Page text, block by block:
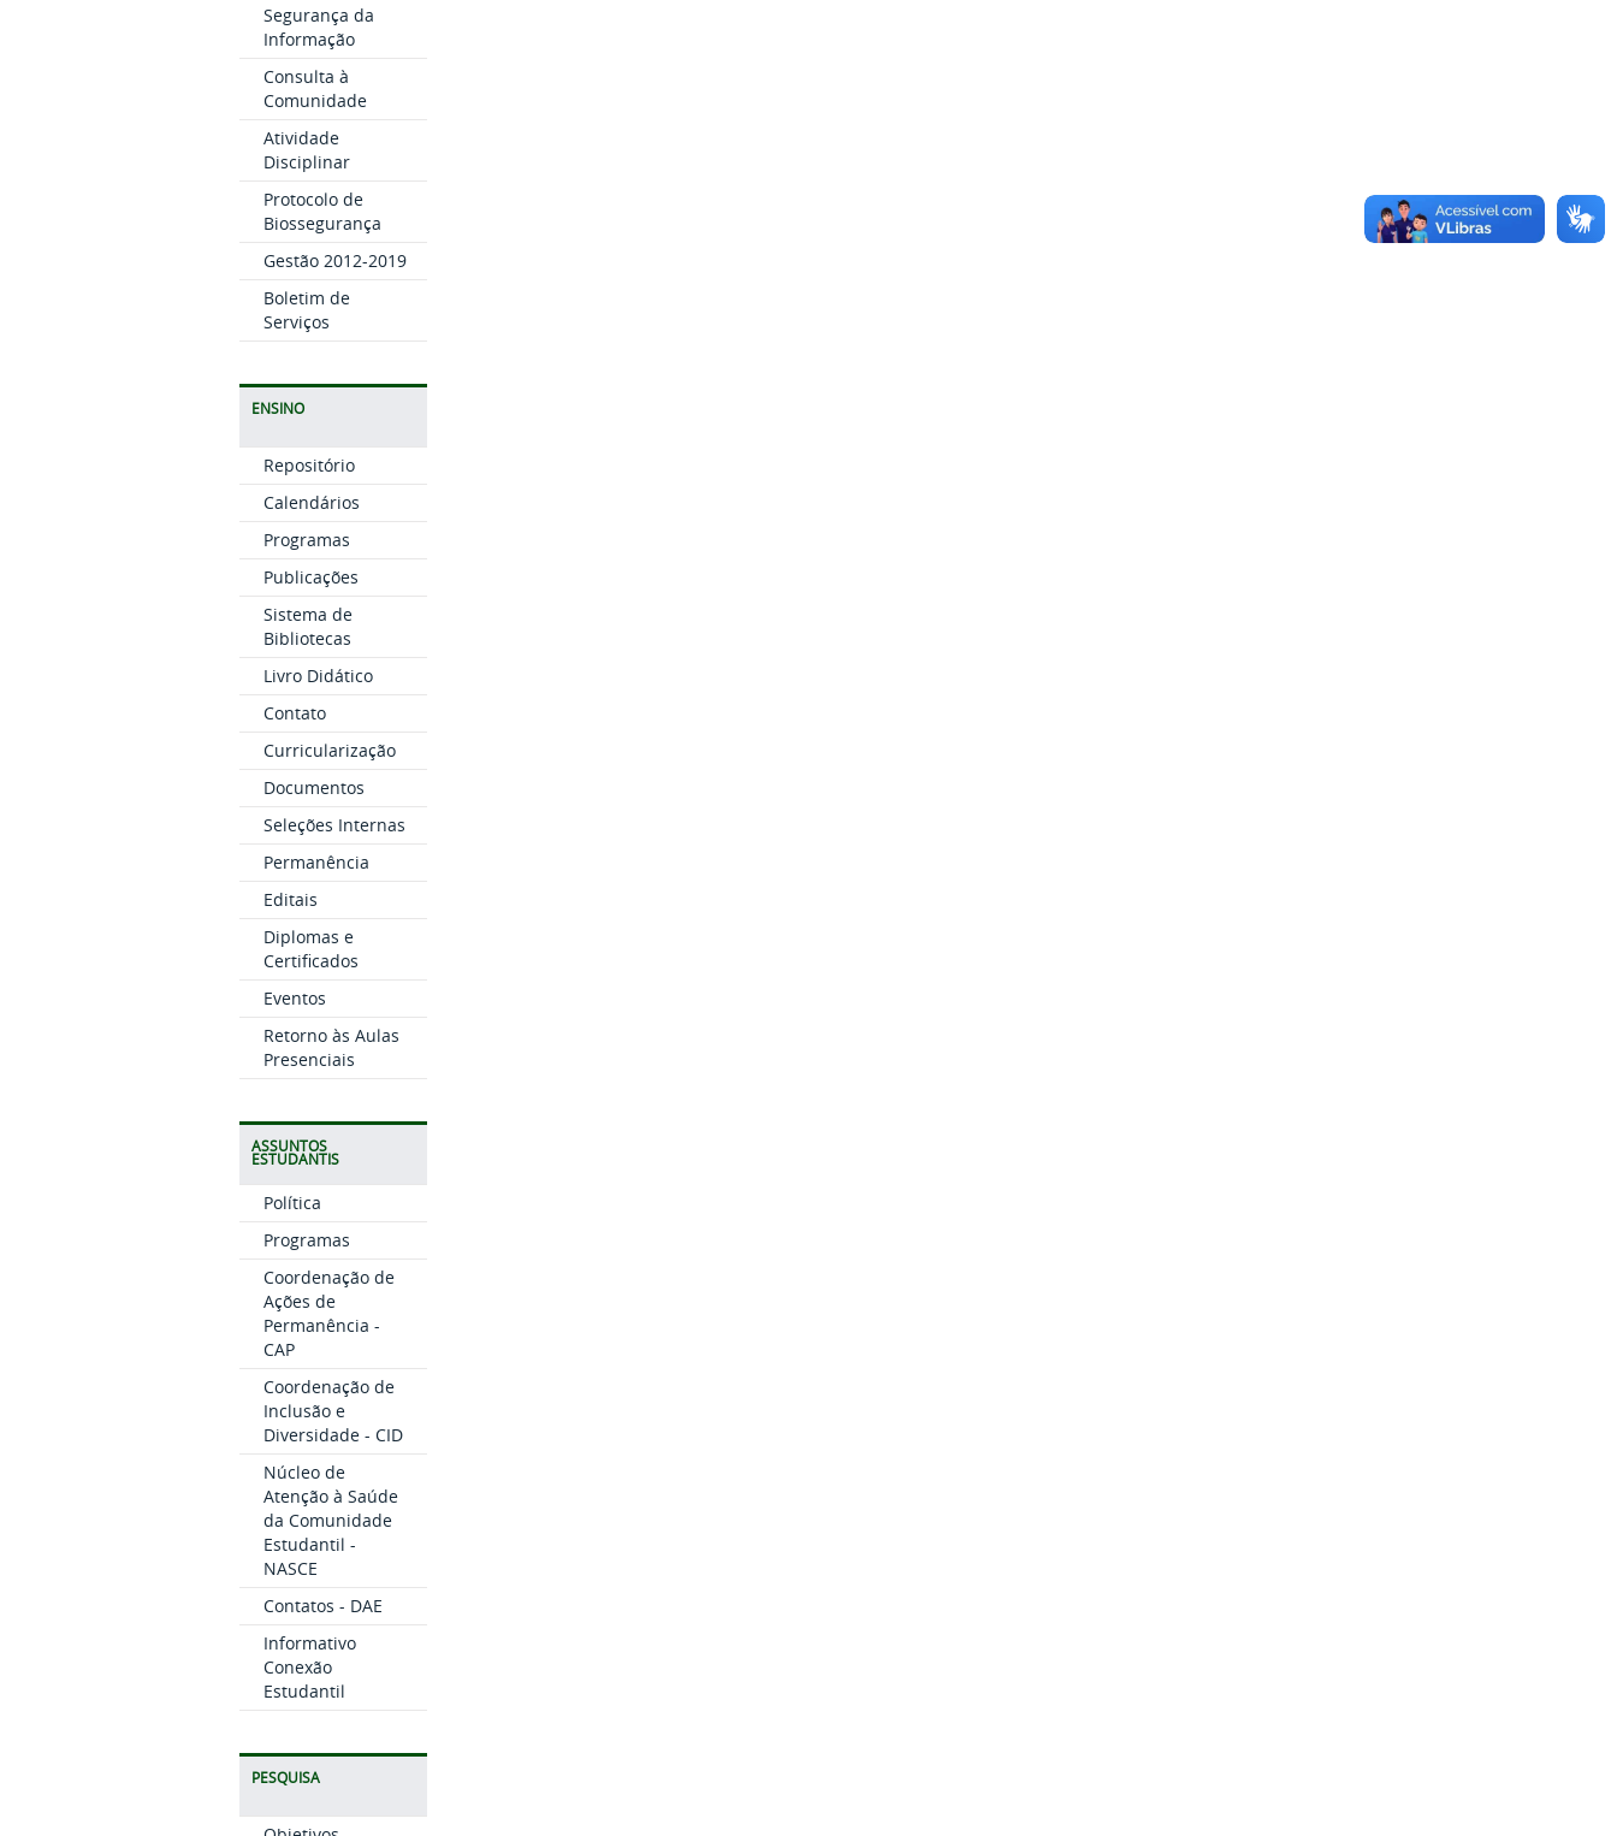
Segurança da
Informação
Consulta à
Comunidade
Atividade
Disciplinar
Protocolo de
Biossegurança
Gestão 2012-2019
Boletim de
Serviços
ENSINO
Repositório
Calendários
Programas
Publicações
Sistema de
Bibliotecas
Livro Didático
Contato
Curricularização
Documentos
Seleções Internas
Permanência
Editais
Diplomas e
Certificados
Eventos
Retorno às Aulas
Presenciais
ASSUNTOS
ESTUDANTIS
Política
Programas
Coordenação de
Ações de
Permanência -
CAP
Coordenação de
Inclusão e
Diversidade - CID
Núcleo de
Atenção à Saúde
da Comunidade
Estudantil -
NASCE
Contatos - DAE
Informativo
Conexão
Estudantil
PESQUISA